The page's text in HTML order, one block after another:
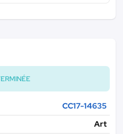
CC17-14635
Art